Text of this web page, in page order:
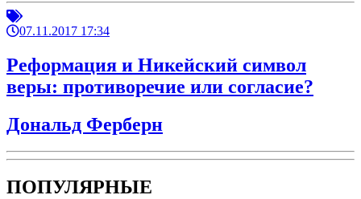
07.11.2017 17:34
Реформация и Никейский символ
веры: противоречие или согласие?
Дональд Ферберн
ПОПУЛЯРНЫЕ